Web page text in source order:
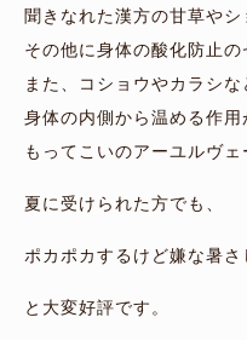
聞きなれた漢方の甘草やシ
その他に身体の酸化防止の
また、コショウやカラシ
身体の内側から温める作
もってこいのアーユルヴェ
夏に受けられた方でも、
ポカポカするけど嫌な暑
と大変好評です。